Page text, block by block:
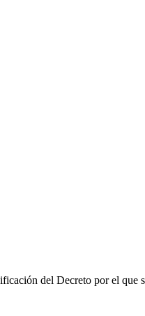
del Decreto por el que